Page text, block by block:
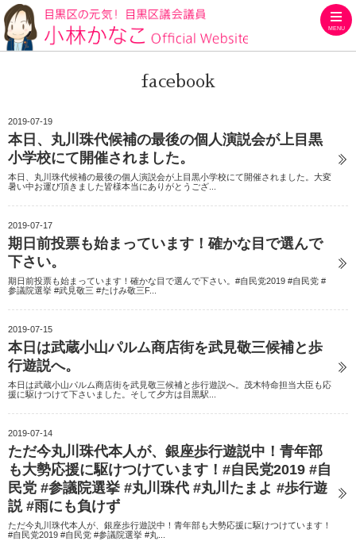
MENU
facebook
2019-07-19
本日、丸川珠代候補の最後の個人演説会が上目黒
小学校にて開催されました。
本日、丸川珠代候補の最後の個人演説会が上目黒小学校にて開催されました。大変
暑い中お運び頂きました皆様本当にありがとうござ...
2019-07-17
期日前投票も始まっています！確かな目で選んで
下さい。
期日前投票も始まっています！確かな目で選んで下さい。#自民党2019 #自民党 #
参議院選挙 #武見敬三 #たけみ敬三F...
2019-07-15
本日は武蔵小山パルム商店街を武見敬三候補と歩
行遊説へ。
本日は武蔵小山パルム商店街を武見敬三候補と歩行遊説へ。茂木特命担当大臣も応
援に駆けつけて下さいました。そして夕方は目黒駅...
2019-07-14
ただ今丸川珠代本人が、銀座歩行遊説中！青年部
も大勢応援に駆けつけています！#自民党2019 #自
民党 #参議院選挙 #丸川珠代 #丸川たまよ #歩行遊
説 #雨にも負けず
ただ今丸川珠代本人が、銀座歩行遊説中！青年部も大勢応援に駆けつけています！
#自民党2019 #自民党 #参議院選挙 #丸...